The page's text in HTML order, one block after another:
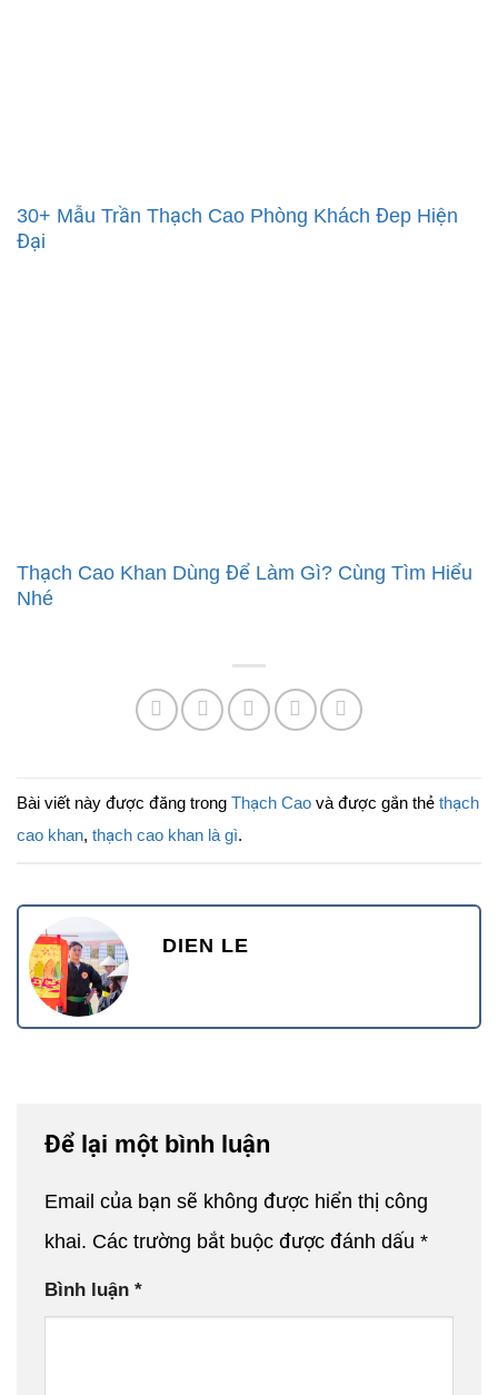
30+ Mẫu Trần Thạch Cao Phòng Khách Đep Hiện
Đại
Thạch Cao Khan Dùng Để Làm Gì? Cùng Tìm Hiểu
Nhé
Bài viết này được đăng trong Thạch Cao và được gắn thẻ thạch
cao khan, thạch cao khan là gì.
DIEN LE
Để lại một bình luận
Email của bạn sẽ không được hiển thị công
khai. Các trường bắt buộc được đánh dấu *
Bình luận *